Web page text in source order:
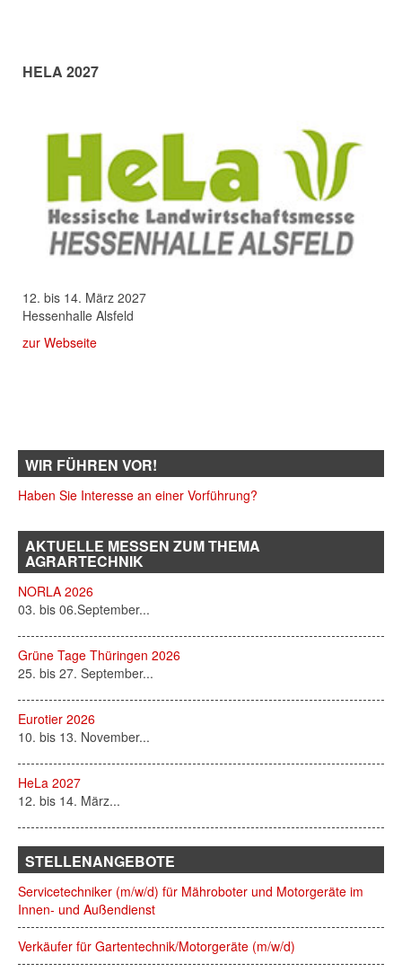
HELA 2027
12. bis 14. März 2027
Hessenhalle Alsfeld
zur Webseite
WIR FÜHREN VOR!
Haben Sie Interesse an einer Vorführung?
AKTUELLE MESSEN ZUM THEMA
AGRARTECHNIK
NORLA 2026
03. bis 06.September...
Grüne Tage Thüringen 2026
25. bis 27. September...
Eurotier 2026
10. bis 13. November...
HeLa 2027
12. bis 14. März...
STELLENANGEBOTE
Servicetechniker (m/w/d) für Mähroboter und Motorgeräte im
Innen- und Außendienst
Verkäufer für Gartentechnik/Motorgeräte (m/w/d)